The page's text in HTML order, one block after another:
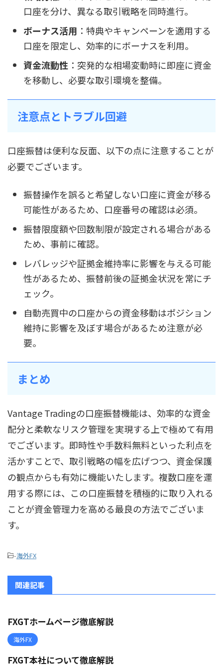
口座を分け、異なる取引戦略を同時進行。
ボーナス活用 ：特典やキャンペーンを適用する
口座を限定し、効率的にボーナスを利用。
資金流動性 ：突発的な相場変動時に即座に資金
を移動し、必要な取引環境を整備。
注意点とトラブル回避
口座振替は便利な反面、以下の点に注意することが
必要でございます。
振替操作を誤ると希望しない口座に資金が移る
可能性があるため、口座番号の確認は必須。
振替限度額や回数制限が設定される場合がある
ため、事前に確認。
レバレッジや証拠金維持率に影響を与える可能
性があるため、振替前後の証拠金状況を常にチ
ェック。
自動売買中の口座からの資金移動はポジション
維持に影響を及ぼす場合があるため注意が必
要。
まとめ
Vantage Tradingの口座振替機能は、効率的な資金
配分と柔軟なリスク管理を実現する上で極めて有用
でございます。即時性や手数料無料といった利点を
活かすことで、取引戦略の幅を広げつつ、資金保護
の観点からも有効に機能いたします。複数口座を運
用する際には、この口座振替を積極的に取り入れる
ことが資金管理力を高める最良の方法でございま
す。
-海外FX
関連記事
FXGTホームページ徹底解説
海外FX
FXGT本社について徹底解説